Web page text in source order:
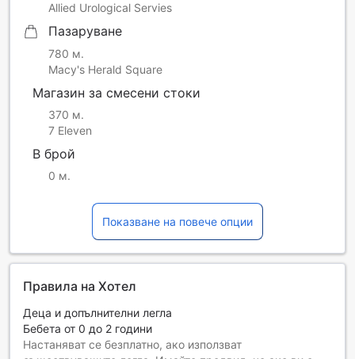
Allied Urological Servies
Пазаруване
780 м.
Macy's Herald Square
Магазин за смесени стоки
370 м.
7 Eleven
В брой
0 м.
Показване на повече опции
Правила на Хотел
Деца и допълнителни легла
Бебета от 0 до 2 години
Настаняват се безплатно, ако използват